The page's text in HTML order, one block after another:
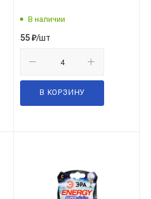
В наличии
55₽/шт
В КОРЗИНУ